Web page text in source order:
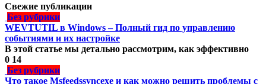
Свежие публикации
Без рубрики
WEVTUTIL в Windows – Полный гид по управлению
событиями и их настройке
В этой статье мы детально рассмотрим, как эффективно
0 14
Без рубрики
Что такое Msfeedssyncexe и как можно решить проблемы с